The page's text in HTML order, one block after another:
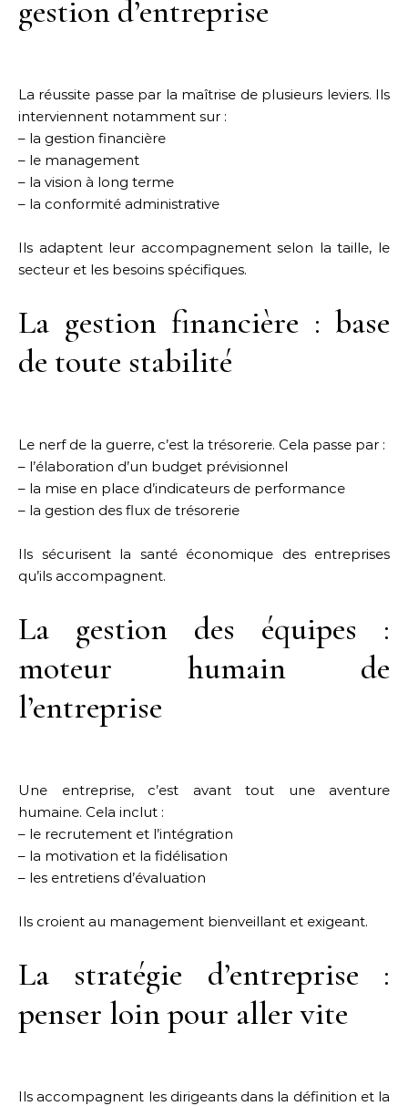
gestion d’entreprise
La réussite passe par la maîtrise de plusieurs leviers. Ils
interviennent notamment sur :
– la gestion financière
– le management
– la vision à long terme
– la conformité administrative
Ils adaptent leur accompagnement selon la taille, le
secteur et les besoins spécifiques.
La gestion financière : base
de toute stabilité
Le nerf de la guerre, c’est la trésorerie. Cela passe par :
– l’élaboration d’un budget prévisionnel
– la mise en place d’indicateurs de performance
– la gestion des flux de trésorerie
Ils sécurisent la santé économique des entreprises
qu’ils accompagnent.
La gestion des équipes :
moteur humain de
l’entreprise
Une entreprise, c’est avant tout une aventure
humaine. Cela inclut :
– le recrutement et l’intégration
– la motivation et la fidélisation
– les entretiens d’évaluation
Ils croient au management bienveillant et exigeant.
La stratégie d’entreprise :
penser loin pour aller vite
Ils accompagnent les dirigeants dans la définition et la